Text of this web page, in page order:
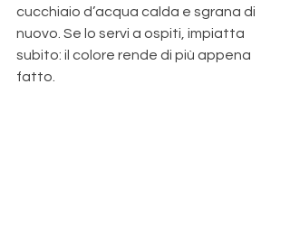
cucchiaio d’acqua calda e sgrana di
nuovo. Se lo servi a ospiti, impiatta
subito: il colore rende di più appena
fatto.